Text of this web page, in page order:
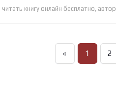
книгу онлайн бесплатно, автор
« 1 2